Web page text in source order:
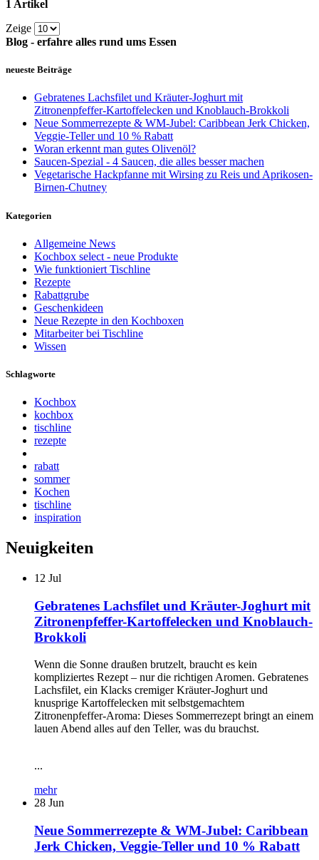
1 Artikel
Zeige
Blog - erfahre alles rund ums Essen
neueste Beiträge
Gebratenes Lachsfilet und Kräuter-Joghurt mit
Zitronenpfeffer-Kartoffelecken und Knoblauch-Brokkoli
Neue Sommerrezepte & WM-Jubel: Caribbean Jerk Chicken,
Veggie-Teller und 10 % Rabatt
Woran erkennt man gutes Olivenöl?
Saucen-Spezial - 4 Saucen, die alles besser machen
Vegetarische Hackpfanne mit Wirsing zu Reis und Aprikosen-
Birnen-Chutney
Kategorien
Allgemeine News
Kochbox select - neue Produkte
Wie funktioniert Tischline
Rezepte
Rabattgrube
Geschenkideen
Neue Rezepte in den Kochboxen
Mitarbeiter bei Tischline
Wissen
Schlagworte
Kochbox
kochbox
tischline
rezepte
rabatt
sommer
Kochen
tischline
inspiration
Neuigkeiten
12 Jul
Gebratenes Lachsfilet und Kräuter-Joghurt mit
Zitronenpfeffer-Kartoffelecken und Knoblauch-
Brokkoli
Wenn die Sonne draußen brutzelt, braucht es kein
kompliziertes Rezept – nur die richtigen Aromen. Gebratenes
Lachsfilet, ein Klacks cremiger Kräuter-Joghurt und
knusprige Kartoffelecken mit selbstgemachtem
Zitronenpfeffer-Aroma: Dieses Sommerrezept bringt an einem
lauen Abend alles auf den Teller, was du brauchst.
...
mehr
28 Jun
Neue Sommerrezepte & WM-Jubel: Caribbean
Jerk Chicken, Veggie-Teller und 10 % Rabatt